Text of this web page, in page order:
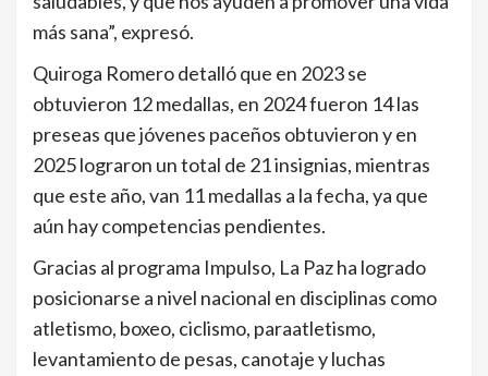
más sana”, expresó.
Quiroga Romero detalló que en 2023 se
obtuvieron 12 medallas, en 2024 fueron 14 las
preseas que jóvenes paceños obtuvieron y en
2025 lograron un total de 21 insignias, mientras
que este año, van 11 medallas a la fecha, ya que
aún hay competencias pendientes.
Gracias al programa Impulso, La Paz ha logrado
posicionarse a nivel nacional en disciplinas como
atletismo, boxeo, ciclismo, paraatletismo,
levantamiento de pesas, canotaje y luchas